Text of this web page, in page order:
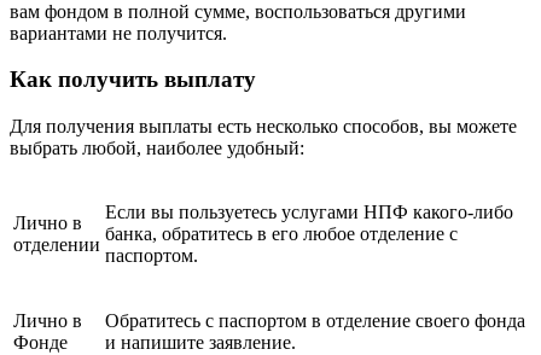
вам фондом в полной сумме, воспользоваться другими
вариантами не получится.
Как получить выплату
Для получения выплаты есть несколько способов, вы можете
выбрать любой, наиболее удобный:
Лично в
отделении
Если вы пользуетесь услугами НПФ какого-либо
банка, обратитесь в его любое отделение с
паспортом.
Лично в
Фонде
Обратитесь с паспортом в отделение своего фонда
и напишите заявление.